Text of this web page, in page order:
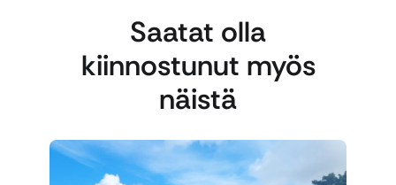
Saatat olla
kiinnostunut myös
näistä